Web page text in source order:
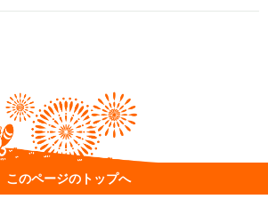
このページのトップへ